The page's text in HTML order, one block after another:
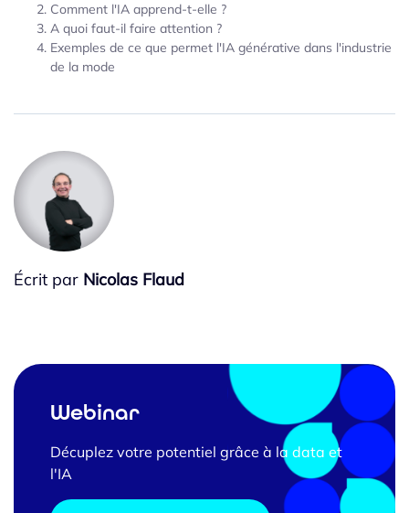
Comment l'IA apprend-t-elle ?
A quoi faut-il faire attention ?
Exemples de ce que permet l'IA générative dans l'industrie
de la mode
Écrit par Nicolas Flaud
Webinar
Décuplez votre potentiel grâce à la data et
l'IA